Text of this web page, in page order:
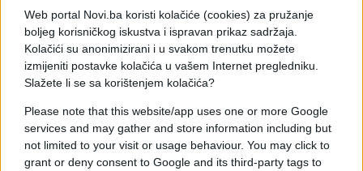
Web portal Novi.ba koristi kolačiće (cookies) za pružanje
boljeg korisničkog iskustva i ispravan prikaz sadržaja.
Kolačići su anonimizirani i u svakom trenutku možete
izmijeniti postavke kolačića u vašem Internet pregledniku.
Slažete li se sa korištenjem kolačića?
Please note that this website/app uses one or more Google
services and may gather and store information including but
not limited to your visit or usage behaviour. You may click to
grant or deny consent to Google and its third-party tags to
uticajem Muslimanskog bratstva. Pored toga,
američkoj javnosti je upućeno upozorenje da
Turska predstavlja prijetnju i za druge NATO
saveznike, podsjećajući na situaciju s Kiprom i
stalne tenzije s Grčkom.
Tempirana bomba uoči NATO samita
Ovaj dramatični diplomatski manevar dolazi u
kritičnom trenutku, tačnije uoči velikog NATO